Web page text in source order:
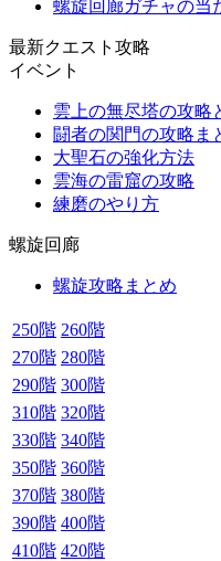
螺旋回廊ガチャの当
最新クエスト攻略
イベント
雲上の無尽塔の攻略
闘者の関門の攻略ま
大聖石の強化方法
雲海の雷窟の攻略
練磨のやり方
螺旋回廊
螺旋攻略まとめ
250階 260階
270階 280階
290階 300階
310階 320階
330階 340階
350階 360階
370階 380階
390階 400階
410階 420階